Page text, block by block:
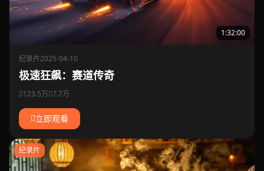
1:32:00
纪录片2025-04-10
极速狂飙：赛道传奇
123.5万 7.7万
立即观看
纪录片